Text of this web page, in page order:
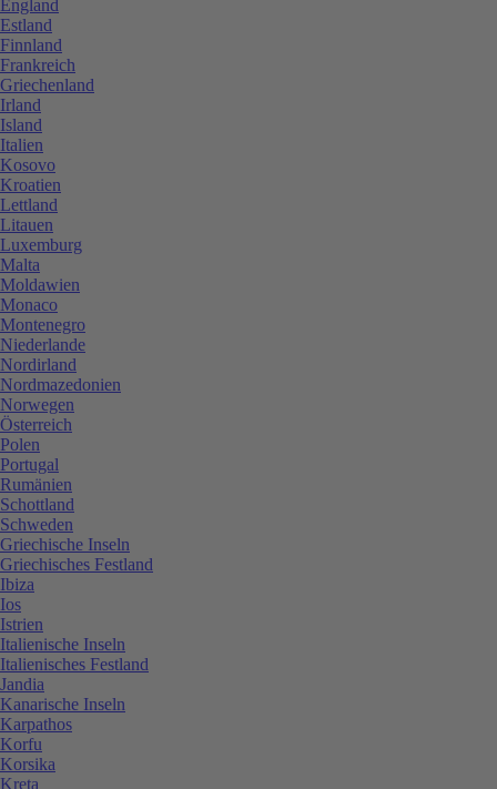
England
Estland
Finnland
Frankreich
Griechenland
Irland
Island
Italien
Kosovo
Kroatien
Lettland
Litauen
Luxemburg
Malta
Moldawien
Monaco
Montenegro
Niederlande
Nordirland
Nordmazedonien
Norwegen
Österreich
Polen
Portugal
Rumänien
Schottland
Schweden
Griechische Inseln
Griechisches Festland
Ibiza
Ios
Istrien
Italienische Inseln
Italienisches Festland
Jandia
Kanarische Inseln
Karpathos
Korfu
Korsika
Kreta